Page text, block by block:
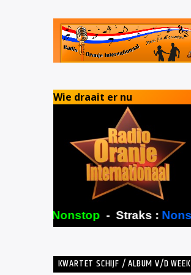
Wie draait er nu
KWARTET SCHIJF / ALBUM V/D WEEK